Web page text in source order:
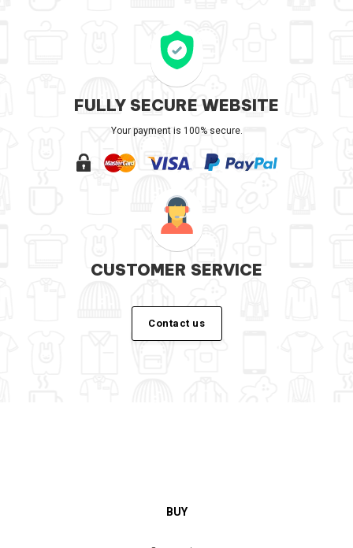
FULLY SECURE WEBSITE
Your payment is 100% secure.
CUSTOMER SERVICE
Contact us
BUY